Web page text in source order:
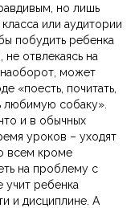
но лишь
или аудитории
побудить ребенка
отвлекаясь на
может
«поесть, почитать,
любимую собаку».
и в обычных
уроков – уходят
всем кроме
на проблему с
учит ребенка
и дисциплине. А